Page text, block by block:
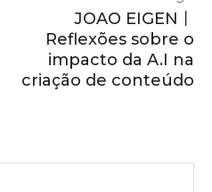
JOAO EIGEN丨
Reflexões sobre o
impacto da A.I na
criação de conteúdo